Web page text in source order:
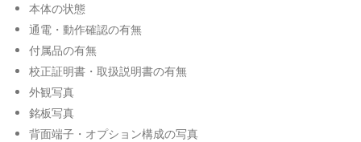
本体の状態
通電・動作確認の有無
付属品の有無
校正証明書・取扱説明書の有無
外観写真
銘板写真
背面端子・オプション構成の写真